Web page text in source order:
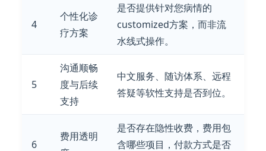
4
个性化诊
疗方案
是否提供针对您病情的
customized方案，而非流
水线式操作。
5
沟通顺畅
度与后续
支持
中文服务、随访体系、远程
答疑等软性支持是否到位。
6
费用透明
是否存在隐性收费，费用包
含哪些项目，付款方式是否